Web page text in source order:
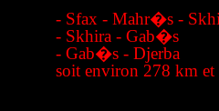
- Sfax - Mahr�s -
- Skhira -
- Gab�s - Djerba
soit environ 278 km et